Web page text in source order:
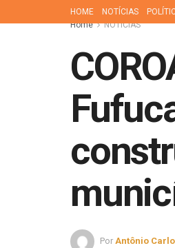
HOME NOTÍCIAS
Home
NOTÍCIAS
Por Antônio